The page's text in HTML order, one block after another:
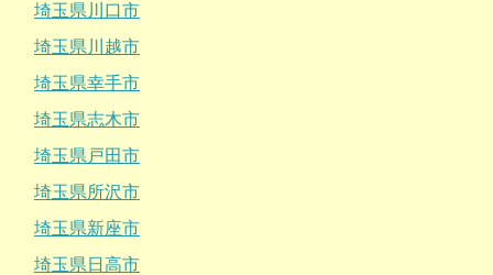
埼玉県川口市
埼玉県川越市
埼玉県幸手市
埼玉県志木市
埼玉県戸田市
埼玉県所沢市
埼玉県新座市
埼玉県日高市